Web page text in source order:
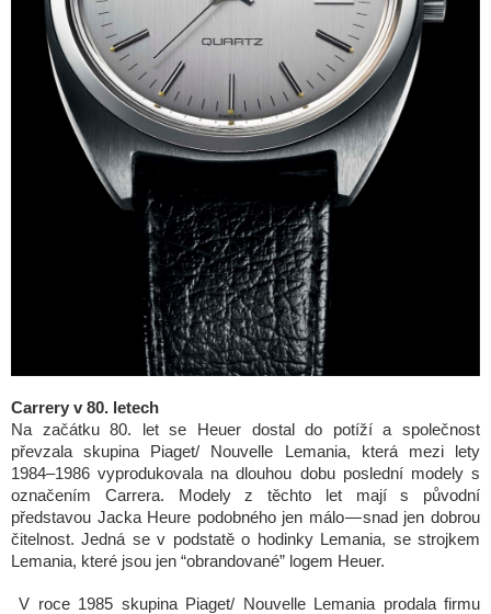
Carrery v 80. letech
Na začátku 80. let se Heuer dostal do potíží a společnost
převzala skupina Piaget/ Nouvelle Lemania, která mezi lety
1984–1986 vyprodukovala na dlouhou dobu poslední modely s
označením Carrera. Modely z těchto let mají s původní
představou Jacka Heure podobného jen málo — snad jen dobrou
čitelnost. Jedná se v podstatě o hodinky Lemania, se strojkem
Lemania, které jsou jen “obrandované” logem Heuer.
V roce 1985 skupina Piaget/ Nouvelle Lemania prodala firmu